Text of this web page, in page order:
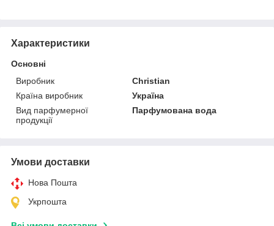
Характеристики
Основні
Виробник
Christian
Країна виробник
Україна
Вид парфумерної
продукції
Парфумована вода
Умови доставки
Нова Пошта
Укрпошта